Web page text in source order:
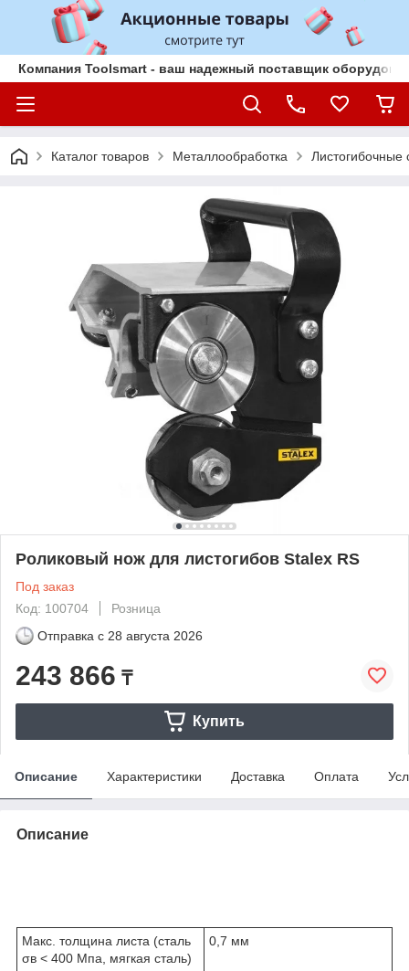
Компания Toolsmart - ваш надежный поставщик
Каталог товаров Металлообработка Листогибочные
Роликовый нож для листогибов Stalex RS
Под заказ
Код: 100704
Розница
Отправка с 28 августа 2026
243 866 ₸
Купить
Описание Характеристики Доставка Оплата
Описание
Макс. толщина листа (сталь
σв < 400 Мпа, мягкая сталь)
0,7 мм